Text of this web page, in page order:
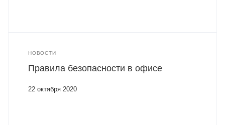
НОВОСТИ
Правила безопасности в офисе
22 октября 2020